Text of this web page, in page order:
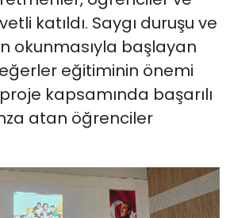
katıldı. Saygı duruşu ve
okunmasıyla başlayan
eğitiminin önemi
kapsamında başarılı
atan öğrenciler